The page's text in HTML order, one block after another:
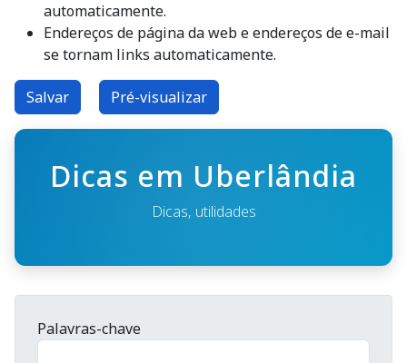
automaticamente.
Endereços de página da web e endereços de e-mail
se tornam links automaticamente.
Dicas em Uberlândia
Dicas, utilidades
Palavras-chave